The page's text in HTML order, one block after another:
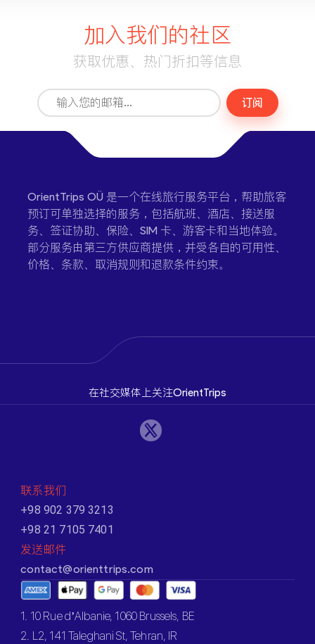
加入我们的社区
获取优惠、热门折扣等信息
订阅
OrientTrips OÜ 是一个在线旅行服务平台，帮助旅客
预订可单独选择的服务，包括航班、酒店、接送服
务、签证协助、保险、SIM 卡、游客卡和当地体验。
部分服务由第三方供应商提供，并受各自的可用性、
价格、条款、取消规则和退款条件约束。
在社交媒体上关注OrientTrips
联系我们
+98 902 379 3213
+98 21 7105 7401
发送邮件
contact@orienttrips.com
1. 10 Rue d’Albanie, 1060 Brussels, BE
2. L2, 141 Taleghani St, Tehran, IR